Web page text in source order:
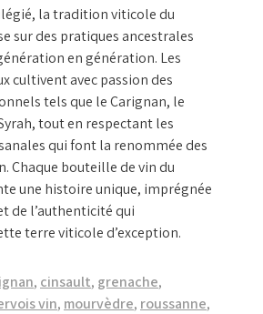
la tradition viticole du
sur des pratiques ancestrales
en génération. Les
cultivent avec passion des
tels que le Carignan, le
tout en respectant les
qui font la renommée des
Chaque bouteille de vin du
une histoire unique, imprégnée
de l’authenticité qui
terre viticole d’exception.
, cinsault, grenache,
vin, mourvèdre, roussanne,